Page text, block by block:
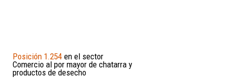
Posición 1.254 en el sector
Comercio al por mayor de chatarra y
productos de desecho